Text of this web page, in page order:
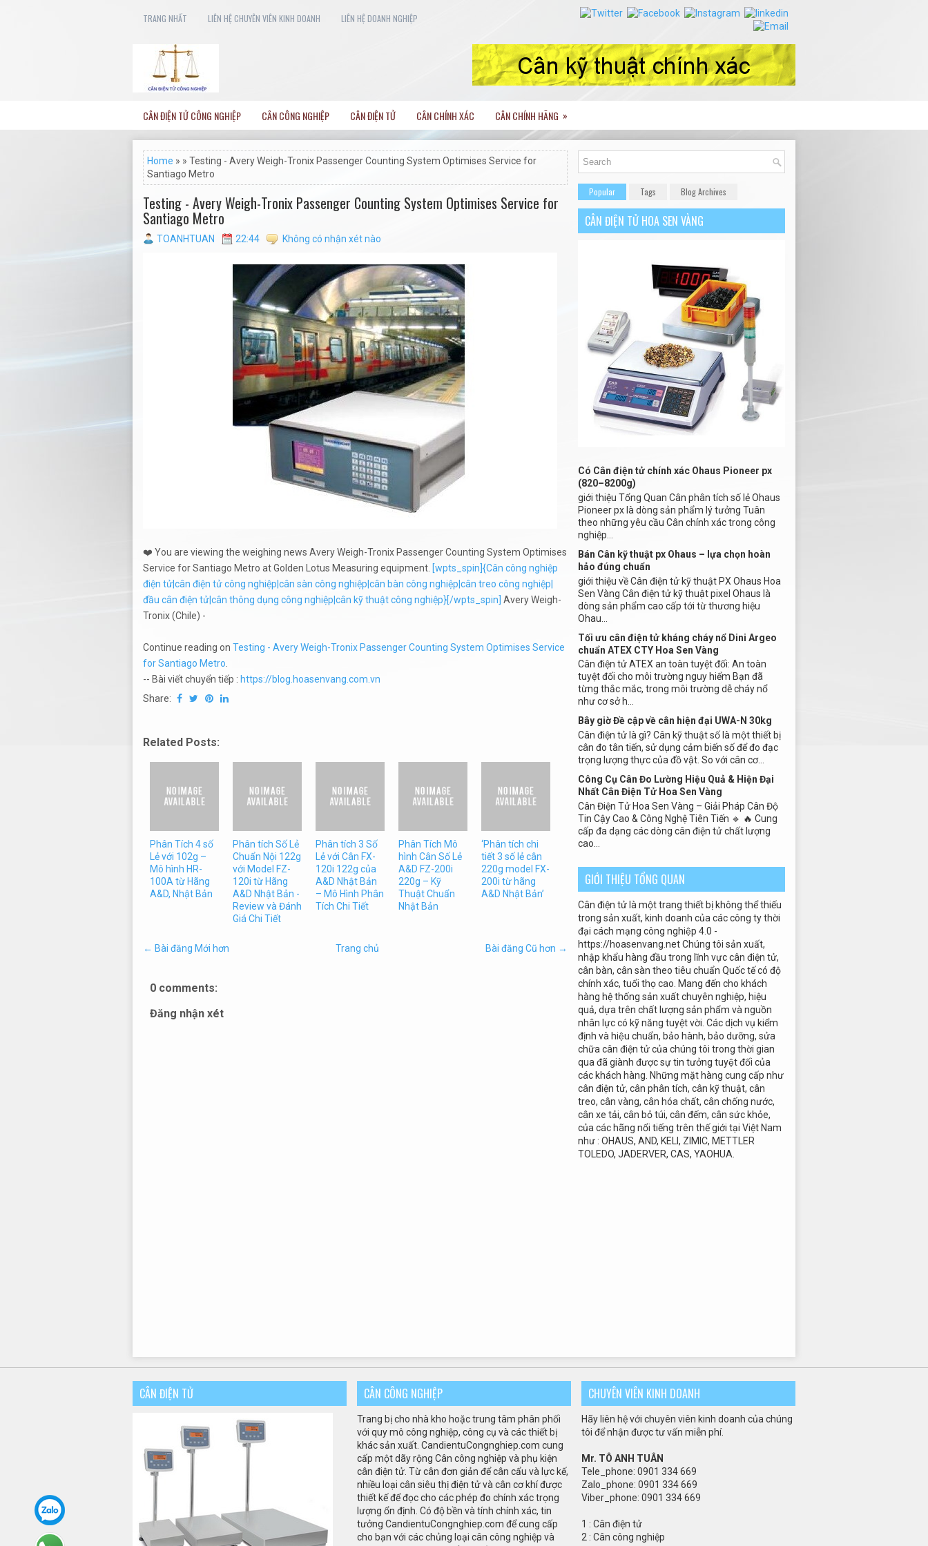
TRANG NHẤT LIÊN HỆ CHUYÊN VIÊN KINH DOANH LIÊN HỆ DOANH NGHIỆP
CÂN ĐIỆN TỬ CÔNG NGHIỆP CÂN CÔNG NGHIỆP CÂN ĐIỆN TỬ CÂN CHÍNH XÁC CÂN CHÍNH HÃNG »
Home » » Testing - Avery Weigh-Tronix Passenger Counting System Optimises Service for
Santiago Metro
Testing - Avery Weigh-Tronix Passenger Counting System Optimises Service for
Santiago Metro
TOANHTUAN 22:44 Không có nhận xét nào
❤️ You are viewing the weighing news Avery Weigh-Tronix Passenger Counting System Optimises
Service for Santiago Metro at Golden Lotus Measuring equipment. [wpts_spin]{Cân công nghiệp
điện tử|cân điện tử công nghiệp|cân sàn công nghiệp|cân bàn công nghiệp|cân treo công nghiệp|
đầu cân điện tử|cân thông dụng công nghiệp|cân kỹ thuật công nghiệp}[/wpts_spin] Avery Weigh-
Tronix (Chile) -
Continue reading on Testing - Avery Weigh-Tronix Passenger Counting System Optimises Service
for Santiago Metro
-- Bài viết chuyển tiếp : https://blog.hoasenvang.com.vn
Share:
Related Posts:
Phân Tích 4 số
Lẻ với 102g –
Mô hình HR-
100A từ Hãng
A&D, Nhật Bản
Phân tích Số Lẻ
Chuẩn Nội 122g
với Model FZ-
120i từ Hãng
A&D Nhật Bản -
Review và Đánh
Giá Chi Tiết
Phân tích 3 Số
Lẻ với Cân FX-
120i 122g của
A&D Nhật Bản
– Mô Hình Phân
Tích Chi Tiết
Phân Tích Mô
hình Cân Số Lẻ
A&D FZ-200i
220g – Kỹ
Thuật Chuẩn
Nhật Bản
‘Phân tích chi
tiết 3 số lẻ cân
220g model FX-
200i từ hãng
A&D Nhật Bản’
← Bài đăng Mới hơn Bài đăng Cũ hơn →
Trang chủ
0 comments:
Đăng nhận xét
Popular Tags Blog Archives
CÂN ĐIỆN TỬ HOA SEN VÀNG
Có Cân điện tử chính xác Ohaus Pioneer px
(820–8200g)
giới thiệu Tổng Quan Cân phân tích số lẻ Ohaus
Pioneer px là dòng sản phẩm lý tưởng Tuân
theo những yêu cầu Cân chính xác trong công
nghiệp...
Bán Cân kỹ thuật px Ohaus – lựa chọn hoàn
hảo đúng chuẩn
giới thiệu về Cân điện tử kỹ thuật PX Ohaus Hoa
Sen Vàng Cân điện tử kỹ thuật pixel Ohaus là
dòng sản phẩm cao cấp tới từ thương hiệu
Ohau...
Tối ưu cân điện tử kháng cháy nổ Dini Argeo
chuẩn ATEX CTY Hoa Sen Vàng
Cân điện tử ATEX an toàn tuyệt đối: An toàn
tuyệt đối cho môi trường nguy hiểm Bạn đã
từng thắc mắc, trong môi trường dễ cháy nổ
như cơ sở h...
Bây giờ Đề cập về cân hiện đại UWA-N 30kg
Cân điện tử là gì? Cân kỹ thuật số là một thiết bị
cân đo tân tiến, sử dụng cảm biến số để đo đạc
trọng lượng thực của đồ vật. So với cân cơ...
Công Cụ Cân Đo Lường Hiệu Quả & Hiện Đại
Nhất Cân Điện Tử Hoa Sen Vàng
Cân Điện Tử Hoa Sen Vàng – Giải Pháp Cân Độ
Tin Cậy Cao & Công Nghệ Tiên Tiến 🔹 🔥 Cung
cấp đa dạng các dòng cân điện tử chất lượng
cao...
GIỚI THIỆU TỔNG QUAN
Cân điện tử là một trang thiết bị không thể thiếu
trong sản xuất, kinh doanh của các công ty thời
đại cách mạng công nghiệp 4.0 -
https://hoasenvang.net Chúng tôi sản xuất,
nhập khẩu hàng đầu trong lĩnh vực cân điện tử,
cân bàn, cân sàn theo tiêu chuẩn Quốc tế có độ
chính xác, tuổi thọ cao. Mang đến cho khách
hàng hệ thống sản xuất chuyên nghiệp, hiệu
quả, dựa trên chất lượng sản phẩm và nguồn
nhân lực có kỹ năng tuyệt vời. Các dịch vụ kiểm
định và hiệu chuẩn, bảo hành, bảo dưỡng, sửa
chữa cân điện tử của chúng tôi trong thời gian
qua đã giành được sự tin tưởng tuyệt đối của
các khách hàng. Những mặt hàng cung cấp như
cân điện tử, cân phân tích, cân kỹ thuật, cân
treo, cân vàng, cân hóa chất, cân chống nước,
cân xe tải, cân bỏ túi, cân đếm, cân sức khỏe,
của các hãng nổi tiếng trên thế giới tại Việt Nam
như : OHAUS, AND, KELI, ZIMIC, METTLER
TOLEDO, JADERVER, CAS, YAOHUA.
CÂN ĐIỆN TỬ CÂN CÔNG NGHIỆP
Trang bị cho nhà kho hoặc trung tâm phân phối
với quy mô công nghiệp, công cụ và các thiết bị
khácsản xuất CandientuCongnghiep.com cung
cấp một dãy rộng Cân công nghiệp và phụ kiện
cân điện tử. Từcân đơn giản đểcân cẩu và lực kế,
nhiều loại cân siêu thị điện tử và cân cơ khíđược
thiết kếđểđọccho các phép đo chính xáctrọng
lượng ổn định Có độ bền và tính chính xác, tin
tưởng CandientuCongnghiep.com đểcung cấp
cho bạn với cácchủng loại cân công nghiệp và
CHUYÊN VIÊN KINH DOANH
Hãy liên hệ với chuyên viên kinh doanh của chúng
tôi để nhận được tư vấn miễn phí.
Mr. TÔ ANH TUÂN
Tele_phone: 0901 334 669
Zalo_phone: 0901 334 669
Viber_phone: 0901 334 669
1 : Cân điện tử
2 : Cân công nghiệp